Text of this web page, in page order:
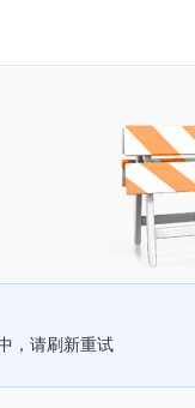
，请刷新重试